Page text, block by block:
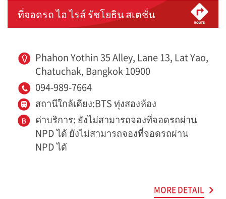
ที่จอดรถ ไฮ ไรส์ รัชโยธิน สเตชั่น
Phahon Yothin 35 Alley, Lane 13, Lat Yao,
Chatuchak, Bangkok 10900
094-989-7664
สถานีใกล้เคียง:BTS ทุ่งสองห้อง
ค่าบริการ: ยังไม่สามารถจองที่จอดรถผ่าน
NPD ได้ ยังไม่สามารถจองที่จอดรถผ่าน
NPD ได้
MORE DETAIL